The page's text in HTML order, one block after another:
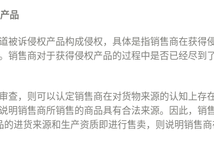
品
被诉侵权产品构成侵权，具体是指销售商在获得
销售商对于获得侵权产品的过程中是否已经尽到
，则可以认定销售商在对货物来源的认知上存在
明销售商所销售的商品具有合法来源。因此，销
进货来源和生产资质即进行售卖，则说明销售